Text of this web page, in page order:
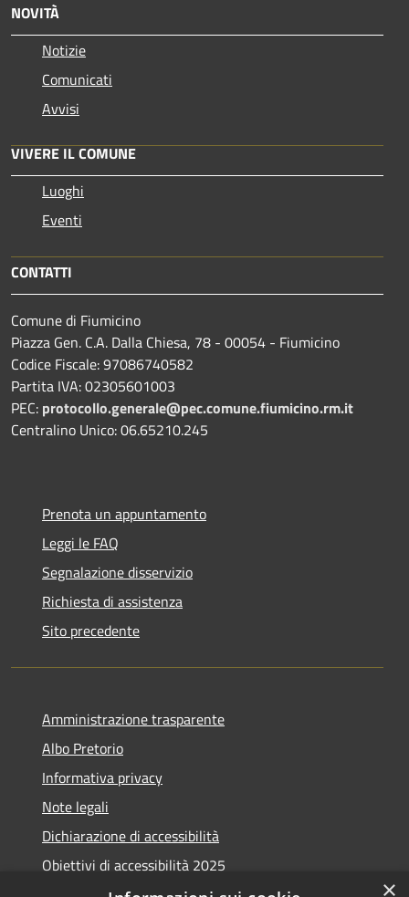
NOVITÀ
Notizie
Comunicati
Avvisi
VIVERE IL COMUNE
Luoghi
Eventi
CONTATTI
Comune di Fiumicino
Piazza Gen. C.A. Dalla Chiesa, 78 - 00054 - Fiumicino
Codice Fiscale: 97086740582
Partita IVA: 02305601003
PEC: protocollo.generale@pec.comune.fiumicino.rm.it
Centralino Unico: 06.65210.245
Prenota un appuntamento
Leggi le FAQ
Segnalazione disservizio
Richiesta di assistenza
Sito precedente
Amministrazione trasparente
Albo Pretorio
Informativa privacy
Note legali
Dichiarazione di accessibilità
Obiettivi di accessibilità 2025
×